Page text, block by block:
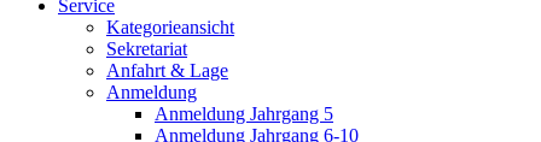
Service
Kategorieansicht
Sekretariat
Anfahrt & Lage
Anmeldung
Anmeldung Jahrgang 5
Anmeldung Jahrgang 6-10